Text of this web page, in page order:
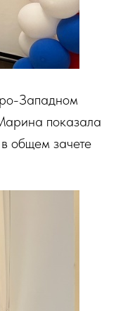
Западном
показала
общем зачете